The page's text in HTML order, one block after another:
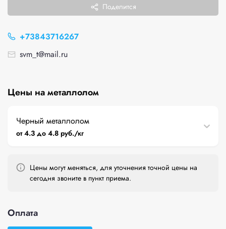
Поделится
+73843716267
svm_t@mail.ru
Цены на металлолом
Черный металлолом
от 4.3 до 4.8 руб./кг
Цены могут меняться, для уточнения точной цены на
сегодня звоните в пункт приема.
Оплата